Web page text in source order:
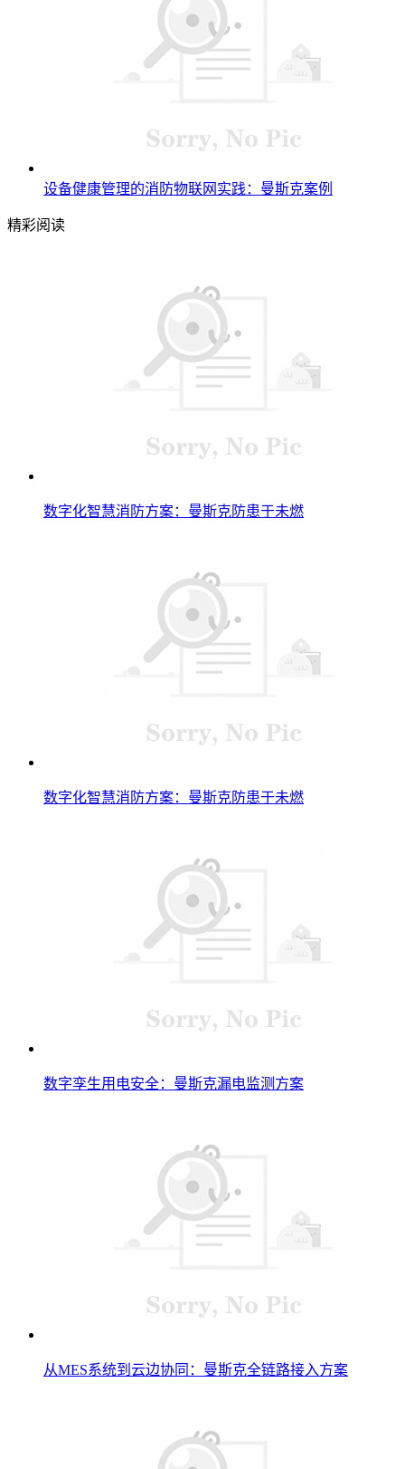
设备健康管理的消防物联网实践：曼斯克案例
精彩阅读
数字化智慧消防方案：曼斯克防患于未燃
数字化智慧消防方案：曼斯克防患于未燃
数字孪生用电安全：曼斯克漏电监测方案
从MES系统到云边协同：曼斯克全链路接入方案